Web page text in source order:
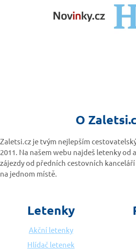
O
Zaletsi.cz je tvým nejlepším
2011. Na našem webu najdeš letenky od
zájezdy od předních cestovních
na jednom místě.
Letenky
Akční letenky
Hlídač letenek